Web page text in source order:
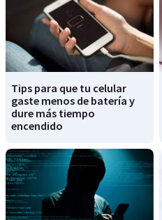
Tips para que tu celular
gaste menos de batería y
dure más tiempo
encendido